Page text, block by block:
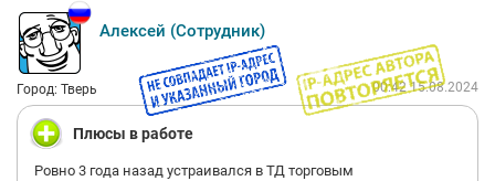
Алексей (Сотрудник)
Город: Тверь 00:42 15.08.2024
Плюсы в работе
Ровно 3 года назад устраивался в ТД торговым